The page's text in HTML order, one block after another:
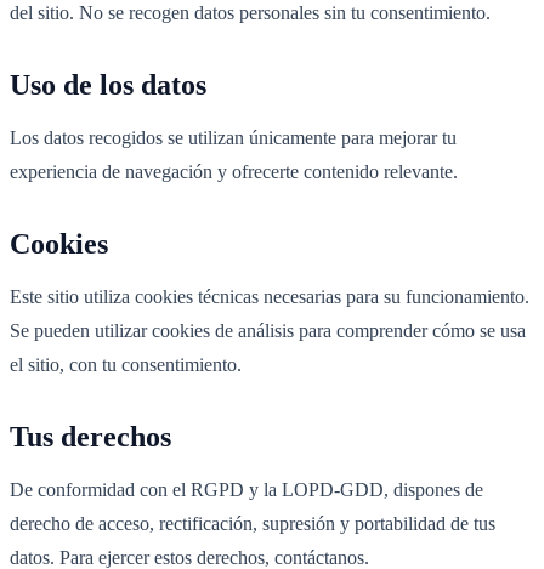
del sitio. No se recogen datos personales sin tu consentimiento.
Uso de los datos
Los datos recogidos se utilizan únicamente para mejorar tu
experiencia de navegación y ofrecerte contenido relevante.
Cookies
Este sitio utiliza cookies técnicas necesarias para su funcionamiento.
Se pueden utilizar cookies de análisis para comprender cómo se usa
el sitio, con tu consentimiento.
Tus derechos
De conformidad con el RGPD y la LOPD-GDD, dispones de
derecho de acceso, rectificación, supresión y portabilidad de tus
datos. Para ejercer estos derechos, contáctanos.